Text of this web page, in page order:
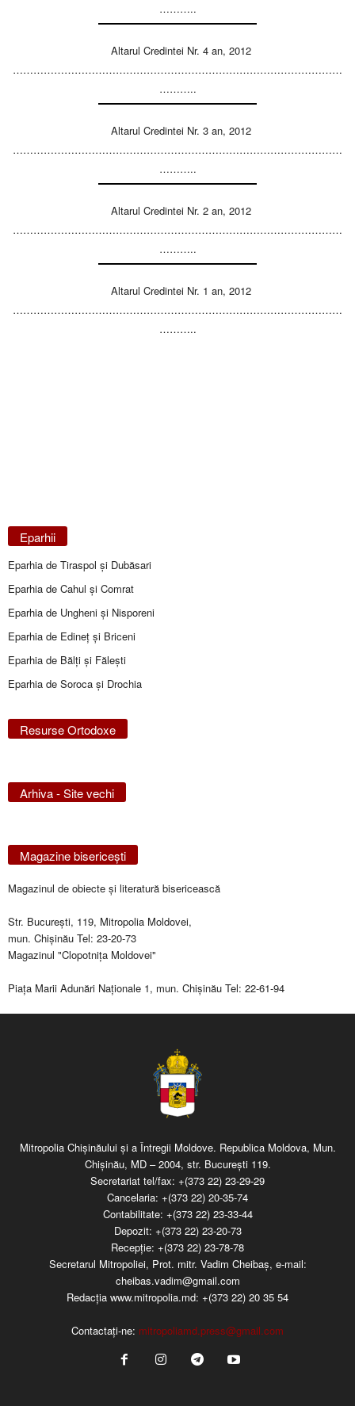
………..
Altarul Credintei Nr. 4 an, 2012
……………………………………………………………………………………
………..
Altarul Credintei Nr. 3 an, 2012
……………………………………………………………………………………
………..
Altarul Credintei Nr. 2 an, 2012
……………………………………………………………………………………
………..
Altarul Credintei Nr. 1 an, 2012
……………………………………………………………………………………
………..
Eparhii
Eparhia de Tiraspol și Dubăsari
Eparhia de Cahul și Comrat
Eparhia de Ungheni și Nisporeni
Eparhia de Edineţ şi Briceni
Eparhia de Bălţi şi Făleşti
Eparhia de Soroca și Drochia
Resurse Ortodoxe
Arhiva - Site vechi
Magazine bisericeşti
Magazinul de obiecte şi literatură bisericească
Str. Bucureşti, 119, Mitropolia Moldovei,
mun. Chişinău Tel: 23-20-73
Magazinul "Clopotniţa Moldovei"
Piaţa Marii Adunări Naţionale 1, mun. Chişinău Tel: 22-61-94
Mitropolia Chişinăului şi a Întregii Moldove. Republica Moldova, Mun.
Chişinău, MD – 2004, str. Bucureşti 119.
Secretariat tel/fax: +(373 22) 23-29-29
Cancelaria: +(373 22) 20-35-74
Contabilitate: +(373 22) 23-33-44
Depozit: +(373 22) 23-20-73
Recepţie: +(373 22) 23-78-78
Secretarul Mitropoliei, Prot. mitr. Vadim Cheibaş, e-mail:
cheibas.vadim@gmail.com
Redacția www.mitropolia.md: +(373 22) 20 35 54
Contactați-ne: mitropoliamd.press@gmail.com